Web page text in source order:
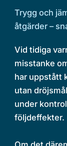
Trygg och
åtgärder –
Vid tidiga
misstanke
har uppstått
utan
under
följdeffekter.